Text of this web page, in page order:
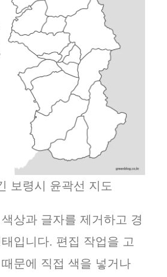
보령시 윤곽선 지도
상과 글자를 제거하고 경
입니다. 편집 작업을 고
문에 직접 색을 넣거나